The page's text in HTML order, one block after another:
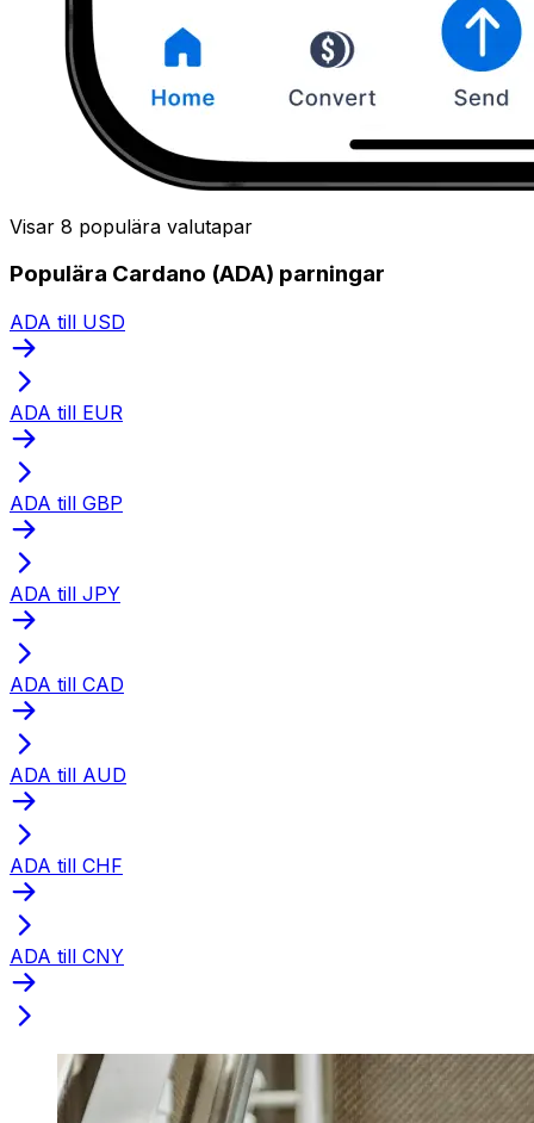
Visar 8 populära valutapar
Populära Cardano (ADA) parningar
ADA till USD
ADA till EUR
ADA till GBP
ADA till JPY
ADA till CAD
ADA till AUD
ADA till CHF
ADA till CNY